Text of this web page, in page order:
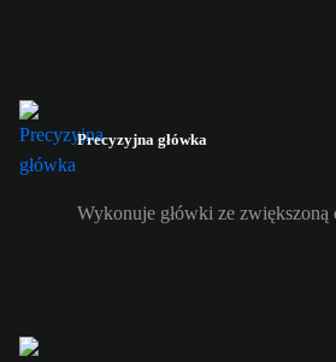
Precyzyjna główka
Wykonuje główki ze zwiększoną